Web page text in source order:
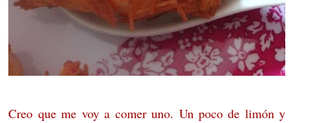
Creo que me voy a comer uno. Un poco de limón y